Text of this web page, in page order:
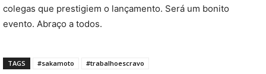
colegas que prestigiem o lançamento. Será um bonito
evento. Abraço a todos.
TAGS #sakamoto #trabalhoescravo